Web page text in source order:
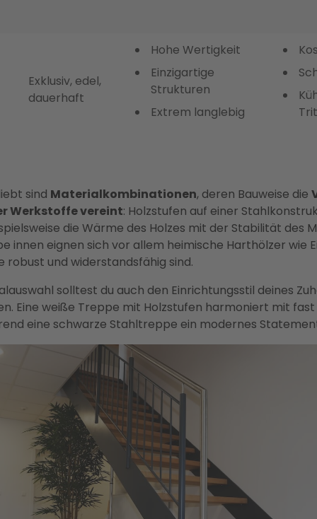
Exklusiv, edel,
dauerhaft
Hohe Wertigkeit
Einzigartige
Strukturen
Extrem langlebig
sind Materialkombinationen, deren Bauweise die
Werkstoffe vereint: Holzstufen auf einer
die Wärme des Holzes mit der Stabilität des
innen eignen sich vor allem heimische Harthölzer wie
robust und widerstandsfähig sind.
solltest du auch den Einrichtungsstil deines
Eine weiße Treppe mit Holzstufen harmoniert mit
eine schwarze Stahltreppe ein modernes